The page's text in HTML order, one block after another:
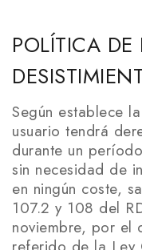
POLÍTICA
Según establece
usuario tendrá
durante un
sin necesidad de
en ningún coste,
107.2 y 108 del
noviembre, por el